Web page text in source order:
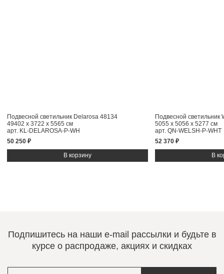
Подвесной светильник Delarosa 48134
49402 x 3722 x 5565 см
арт. KL-DELAROSA-P-WH
50 250 ₽
Подвесной светильник
5055 x 5056 x 5277 см
арт. QN-WELSH-P-WHT
52 370 ₽
Подпишитесь на наши e-mail рассылки и будьте в
курсе о распродаже, акциях и скидках